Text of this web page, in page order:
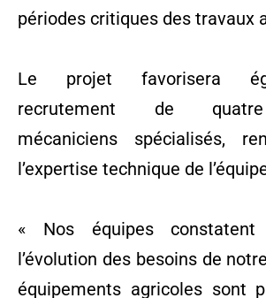
périodes critiques des travaux
Le projet favorisera
recrutement de
mécaniciens spécialisés,
l’expertise technique de
« Nos équipes
l’évolution des besoins de
équipements agricoles sont